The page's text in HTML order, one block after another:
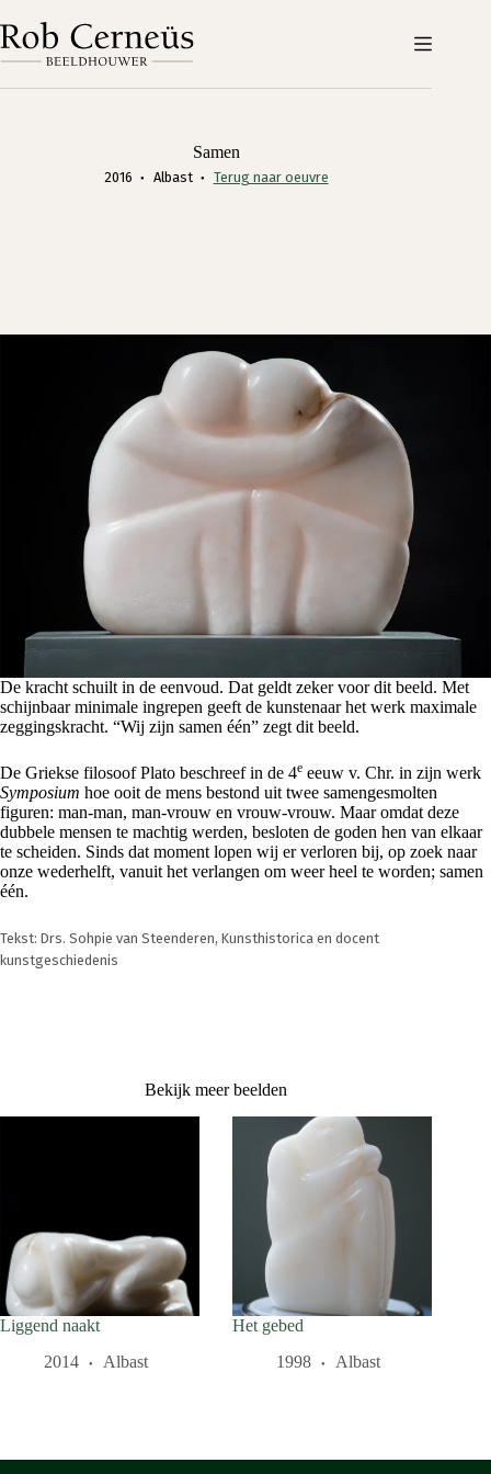
naar
de
inhoud
Samen
2016 Albast Terug naar oeuvre
De kracht schuilt in de eenvoud. Dat geldt zeker voor dit beeld. Met
schijnbaar minimale ingrepen geeft de kunstenaar het werk maximale
zeggingskracht. “Wij zijn samen één” zegt dit beeld.
De Griekse filosoof Plato beschreef in de 4e eeuw v. Chr. in zijn werk
Symposium hoe ooit de mens bestond uit twee samengesmolten
figuren: man-man, man-vrouw en vrouw-vrouw. Maar omdat deze
dubbele mensen te machtig werden, besloten de goden hen van elkaar
te scheiden. Sinds dat moment lopen wij er verloren bij, op zoek naar
onze wederhelft, vanuit het verlangen om weer heel te worden; samen
één.
Tekst: Drs. Sohpie van Steenderen, Kunsthistorica en docent
kunstgeschiedenis
Bekijk meer beelden
Liggend naakt
2014
Albast
Het gebed
1998
Albast